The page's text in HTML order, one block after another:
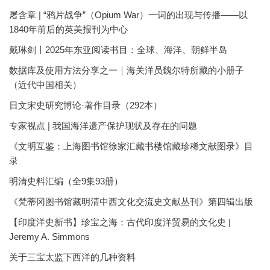
屠含章 | “鸦片战争”（Opium War）一词的出现与传播——以
1840年前后的英美报刊为中心
戴琳剑丨2025年东亚阅读书目：全球、海洋、朝鲜半岛
数据库及使用方法分享之一｜海关洋员魏尔特所藏的小册子
（近代中国相关）
日文宋史研究博论·著作目录（292本）
专家视点 | 我国海洋遗产保护现状及存在的问题
《文明互鉴：上海图书馆徐家汇藏书楼馆藏珍稀文献图录》目
录
明清史料汇编（全9集93册）
《梵蒂冈图书馆藏明清中西文化交流史文献丛刊》第四辑出版
【印度洋史新书】珍宝之海：古代印度洋贸易的文化史 |
Jeremy A. Simmons
关于三宝太监下西洋的几种资料